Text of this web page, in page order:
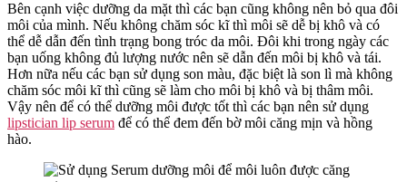
Bên cạnh việc dưỡng da mặt thì các bạn cũng không nên bỏ qua đôi
môi của mình. Nếu không chăm sóc kĩ thì môi sẽ dễ bị khô và có
thể dễ dẫn đến tình trạng bong tróc da môi. Đôi khi trong ngày các
bạn uống không đủ lượng nước nên sẽ dẫn đến môi bị khô và tái.
Hơn nữa nếu các bạn sử dụng son màu, đặc biệt là son lì mà không
chăm sóc môi kĩ thì cũng sẽ làm cho môi bị khô và bị thâm môi.
Vậy nên để có thể dưỡng môi được tốt thì các bạn nên sử dụng
lipstician lip serum để có thể đem đến bờ môi căng mịn và hồng
hào.